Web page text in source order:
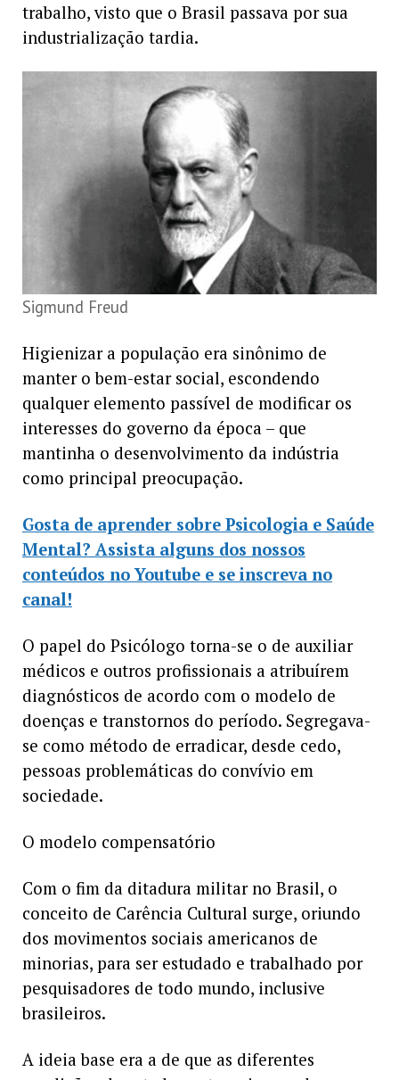
trabalho, visto que o Brasil passava por sua
industrialização tardia.
Sigmund Freud
Higienizar a população era sinônimo de
manter o bem-estar social, escondendo
qualquer elemento passível de modificar os
interesses do governo da época – que
mantinha o desenvolvimento da indústria
como principal preocupação.
Gosta de aprender sobre Psicologia e Saúde
Mental? Assista alguns dos nossos
conteúdos no Youtube e se inscreva no
canal!
O papel do Psicólogo torna-se o de auxiliar
médicos e outros profissionais a atribuírem
diagnósticos de acordo com o modelo de
doenças e transtornos do período. Segregava-
se como método de erradicar, desde cedo,
pessoas problemáticas do convívio em
sociedade.
O modelo compensatório
Com o fim da ditadura militar no Brasil, o
conceito de Carência Cultural surge, oriundo
dos movimentos sociais americanos de
minorias, para ser estudado e trabalhado por
pesquisadores de todo mundo, inclusive
brasileiros.
A ideia base era a de que as diferentes